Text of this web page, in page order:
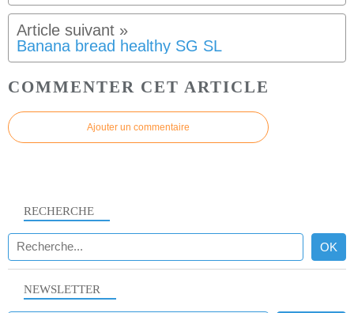
Banana bread healthy SG SL
COMMENTER CET ARTICLE
Ajouter un commentaire
NEWSLETTER
RECHERCHE